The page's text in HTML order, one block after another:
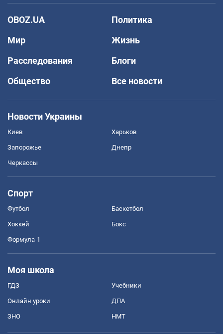
OBOZ.UA
Политика
Мир
Жизнь
Расследования
Блоги
Общество
Все новости
Новости Украины
Киев Харьков
Запорожье Днепр
Черкассы
Спорт
Футбол Баскетбол
Хоккей Бокс
Формула-1
Моя школа
ГДЗ Учебники
Онлайн уроки ДПА
ЗНО НМТ